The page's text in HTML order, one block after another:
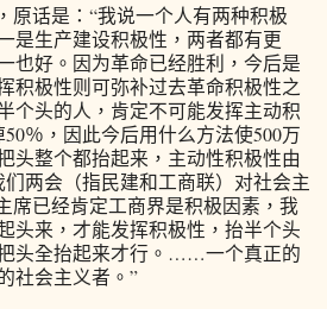
话是：“我说一个人有两种积极
是生产建设积极性，两者都有更
也好。因为革命已经胜利，今后是
积极性则可弥补过去革命积极性之
个头的人，肯定不可能发挥主动积
％，因此今后用什么方法使500万
头整个都抬起来，主动性积极性由
两会（指民建和工商联）对社会主
席已经肯定工商界是积极因素，我
头来，才能发挥积极性，抬半个头
头全抬起来才行。……一个真正的
社会主义者。”